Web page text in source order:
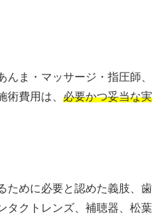
ま・マッサージ・指圧師、
術費用は、 必要かつ妥当な実
ために必要と認めた義肢、歯
タクトレンズ、補聴器、松葉